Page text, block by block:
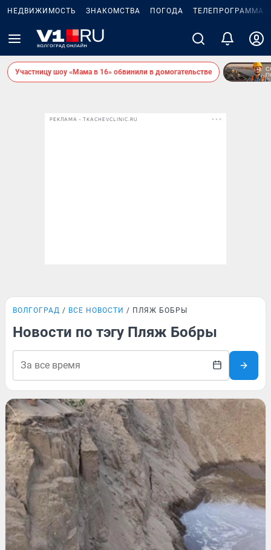
НЕДВИЖИМОСТЬ ЗНАКОМСТВА ПОГОДА ТЕЛЕПРОГРАММА
Участницу шоу «Мама в 16» обвинили в домогательстве
РЕКЛАМА • TKACHEVCLINIC.RU
ВОЛГОГРАД ВСЕ НОВОСТИ ПЛЯЖ БОБРЫ
Новости по тэгу Пляж Бобры